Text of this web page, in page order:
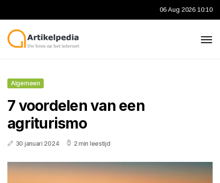
06 Aug 2026 10:10
Algemeen
7 voordelen van een
agriturismo
30 januari 2024 2 min leestijd